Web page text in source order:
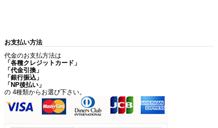
お支払い方法
代金のお支払方法は
「各種クレジットカード」
「代金引換」
「銀行振込」
「NP後払い」
の 4種類からお選び下さい。